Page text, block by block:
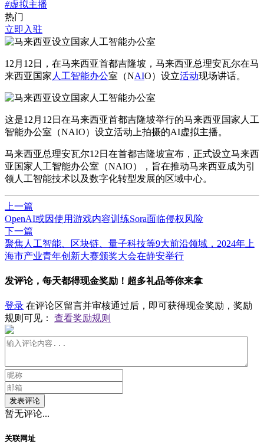
#虚拟主播
热门
立即入驻
12月12日，在马来西亚首都吉隆坡，马来西亚总理安瓦尔在马
来西亚国家 人工智能办公室（NAIO）设立活动现场讲话。
这是12月12日在马来西亚首都吉隆坡举行的马来西亚国家人工
智能办公室（NAIO）设立活动上拍摄的AI虚拟主播。
马来西亚总理安瓦尔12日在首都吉隆坡宣布，正式设立马来西
亚国家人工智能办公室（NAIO），旨在推动马来西亚成为引
领人工智能技术以及数字化转型发展的区域中心。
上一篇
​OpenAI或因使用游戏内容训练Sora面临侵权风险
下一篇
聚焦人工智能、区块链、量子科技等9大前沿领域，2024年上
海市产业青年创新大赛颁奖大会在静安举行
发评论，每天都得现金奖励！超多礼品等你来拿
登录 在评论区留言并审核通过后，即可获得现金奖励，奖励
规则可见： 查看奖励规则
发表评论
暂无评论...
关联网址